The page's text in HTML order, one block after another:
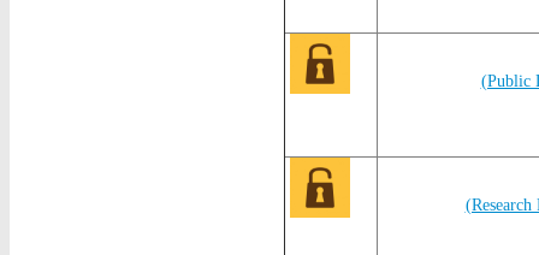
(Public
(Research